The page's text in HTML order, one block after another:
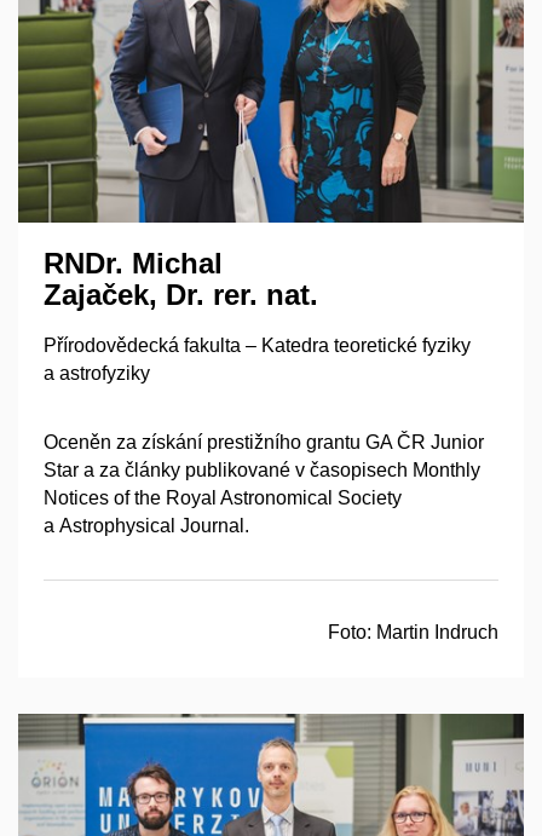
RNDr. Michal
Zajaček, Dr. rer. nat.
Přírodovědecká fakulta – Katedra teoretické fyziky
a astrofyziky
Oceněn za získání prestižního grantu GA ČR Junior
Star a za články publikované v časopisech Monthly
Notices of the Royal Astronomical Society
a Astrophysical Journal.
Foto: Martin Indruch